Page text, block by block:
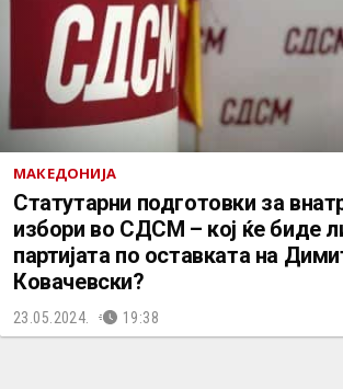
МАКЕДОНИЈА
Статутарни подготовки за
избори во СДСМ – кој ќе биде
партијата по оставката на
Ковачевски?
23.05.2024. 19:38